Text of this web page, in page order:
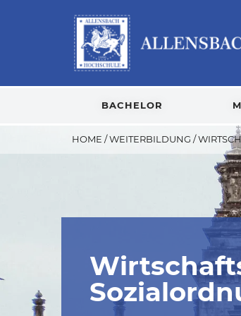
BACHELOR
HOME /WEITERBILDUNG /